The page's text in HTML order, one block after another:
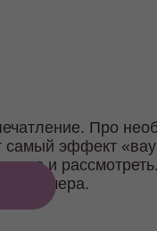
Про
самый эффект
но и
вечера.